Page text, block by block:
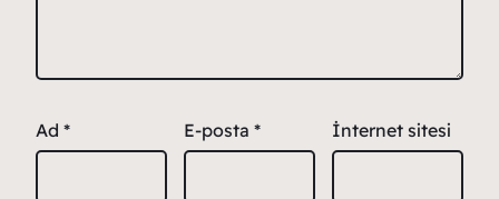
Ad * E-posta * İnternet sitesi